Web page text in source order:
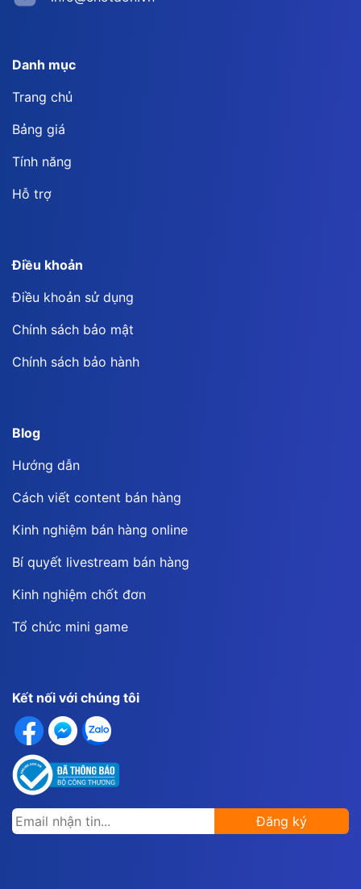
Danh mục
Trang chủ
Bảng giá
Tính năng
Hỗ trợ
Điều khoản
Điều khoản sử dụng
Chính sách bảo mật
Chính sách bảo hành
Blog
Hướng dẫn
Cách viết content bán hàng
Kinh nghiệm bán hàng online
Bí quyết livestream bán hàng
Kinh nghiệm chốt đơn
Tổ chức mini game
Kết nối với chúng tôi
Đăng ký